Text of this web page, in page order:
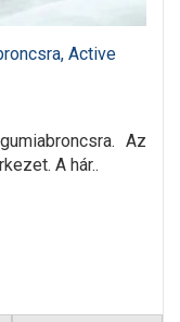
Active
Az
A hár..